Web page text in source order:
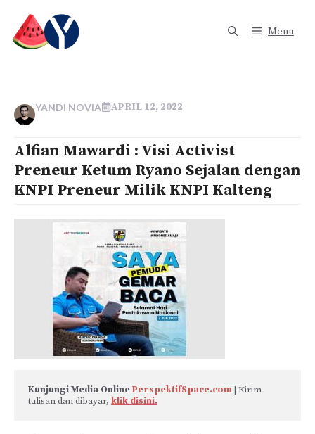
Menu
YANDI NOVIA APRIL 12, 2022
Alfian Mawardi : Visi Activist
Preneur Ketum Ryano Sejalan dengan
KNPI Preneur Milik KNPI Kalteng
Kunjungi Media Online PerspektifSpace.com | Kirim
tulisan dan dibayar, klik disini.